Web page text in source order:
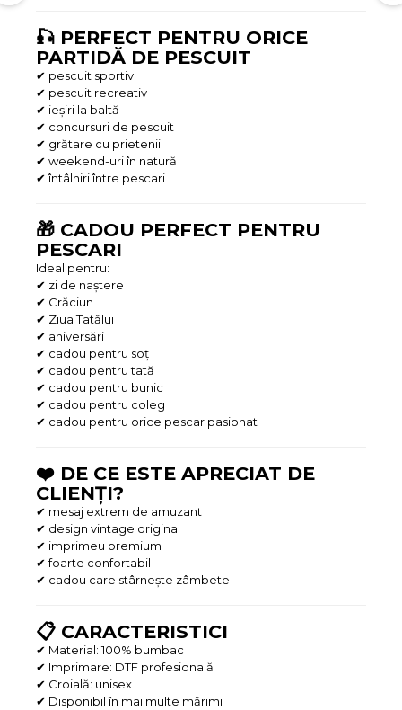
🎣 PERFECT PENTRU ORICE
PARTIDĂ DE PESCUIT
✔ pescuit sportiv
✔ pescuit recreativ
✔ ieșiri la baltă
✔ concursuri de pescuit
✔ grătare cu prietenii
✔ weekend-uri în natură
✔ întâlniri între pescari
🎁 CADOU PERFECT PENTRU
PESCARI
Ideal pentru:
✔ zi de naștere
✔ Crăciun
✔ Ziua Tatălui
✔ aniversări
✔ cadou pentru soț
✔ cadou pentru tată
✔ cadou pentru bunic
✔ cadou pentru coleg
✔ cadou pentru orice pescar pasionat
❤️ DE CE ESTE APRECIAT DE
CLIENȚI?
✔ mesaj extrem de amuzant
✔ design vintage original
✔ imprimeu premium
✔ foarte confortabil
✔ cadou care stârnește zâmbete
📋 CARACTERISTICI
✔ Material: 100% bumbac
✔ Imprimare: DTF profesională
✔ Croială: unisex
✔ Disponibil în mai multe mărimi